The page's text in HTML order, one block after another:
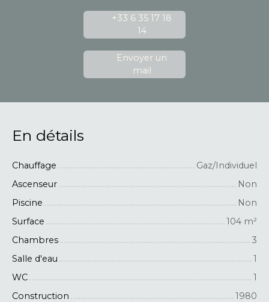
+33 6 35 17 18
14
Envoyer un
mail
En détails
Chauffage
Gaz/Individuel
Ascenseur
Non
Piscine
Non
Surface
104 m²
Chambres
3
Salle d'eau
1
WC
1
Construction
1980